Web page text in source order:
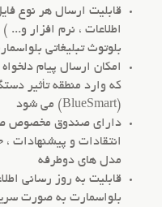
قابلیت ارسال هر نوع
اطلاعات ، نرم افزار
بلوتوث تبلیغاتی
امکان ارسال پیام
که وارد منطقه تأثیر
(BlueSmart) می شود
دارای صندوق مخصوص
انتقادات و پیشنهادات
مدل های دوطرفه
قابلیت به روز رسانی